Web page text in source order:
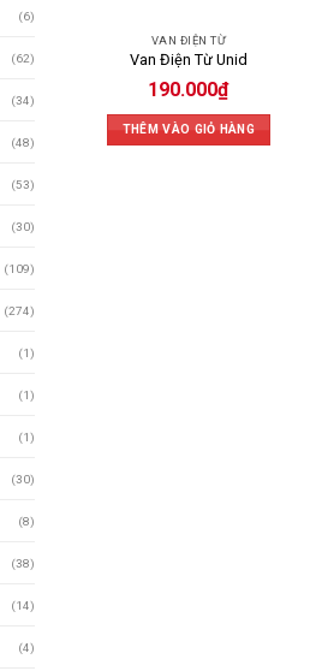
(6)
(62)
(34)
(48)
(53)
(30)
(109)
(274)
(1)
(1)
(1)
(30)
(8)
(38)
(14)
(4)
VAN ĐIỆN TỪ
Van Điện Từ Unid
190.000₫
THÊM VÀO GIỎ HÀNG